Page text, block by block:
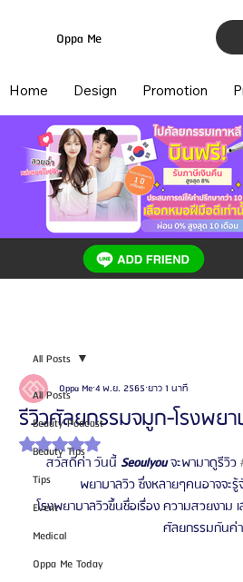
Oppa Me
Home Design Promotion
All Posts
Beauty Podcast
Beauty Tips
Tips
Event
Medical
Oppa Me Today
All Posts
รีวิวศัลยกรรมจมูก-โรงพยา
Oppa Me4 พ.ย. 2565 ยาว 1 นาที
ได้รับ NaN เต็ม 5 ดาว
สวัสดีค่า วันนี้ Seoulyouจะพามาดูรีวิว
พยาบาลวิว ซึ่งหลายๆคนอาจจะ
โรงพยาบาลวิวขึ้นชื่อเรื่อง ความสวยงาม
ศัลยกรรมกันค่า